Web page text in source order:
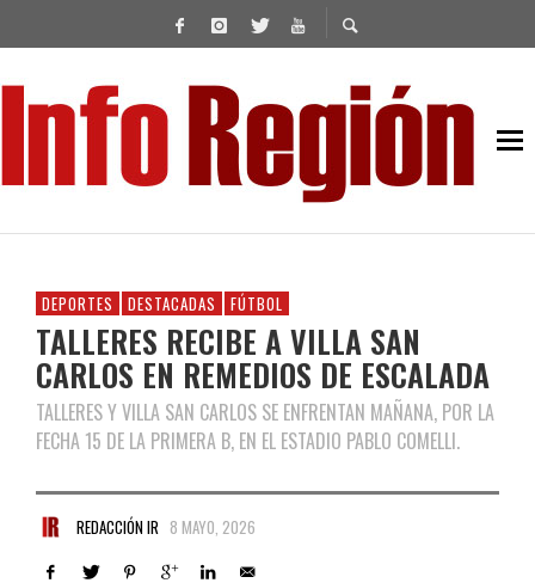
DEPORTES DESTACADAS FÚTBOL
TALLERES RECIBE A VILLA SAN
CARLOS EN REMEDIOS DE ESCALADA
TALLERES Y VILLA SAN CARLOS SE ENFRENTAN MAÑANA, POR LA
FECHA 15 DE LA PRIMERA B, EN EL ESTADIO PABLO COMELLI.
REDACCIÓN IR 8 MAYO, 2026